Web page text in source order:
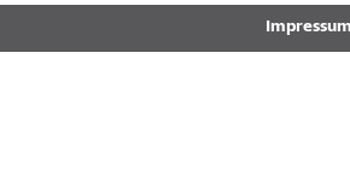
Impressum